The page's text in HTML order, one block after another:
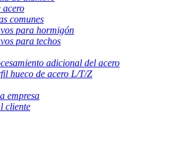
acero
comunes
para hormigón
para techos
adicional del acero
hueco de acero L/T/Z
empresa
cliente